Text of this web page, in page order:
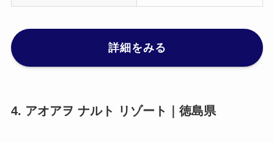
詳細をみる
4. アオアヲ ナルト リゾート｜徳島県